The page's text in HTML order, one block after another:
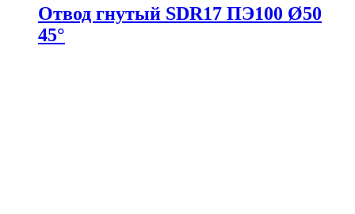
Отвод гнутый SDR17 ПЭ100 Ø50
45°